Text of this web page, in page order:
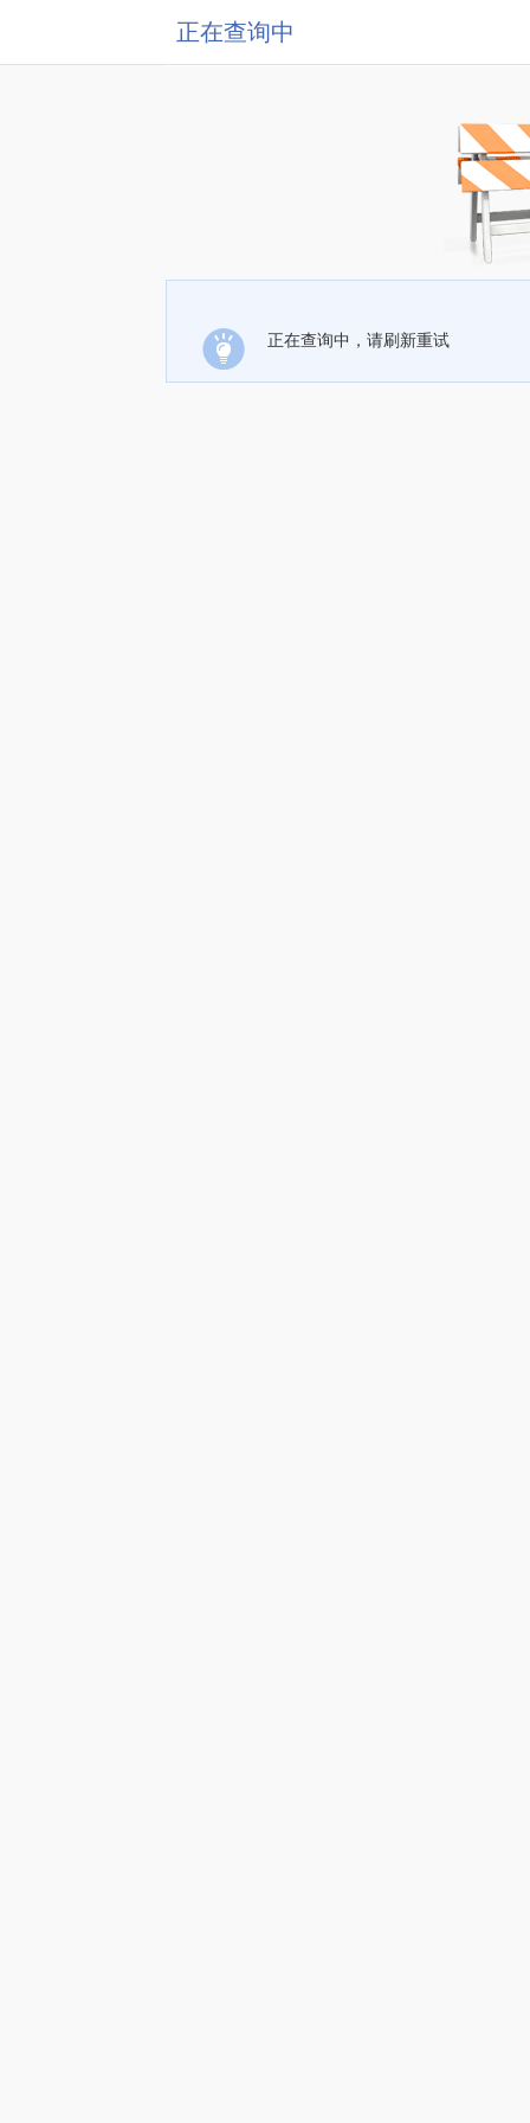
正在查询中
正在查询中，请刷新重试